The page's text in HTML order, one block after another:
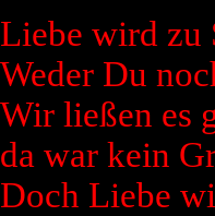
Liebe wird zu
Weder Du
Wir ließen es
da war kein
Doch Liebe